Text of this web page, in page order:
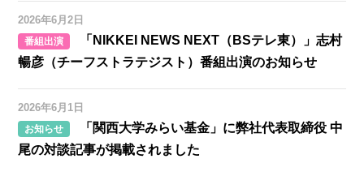
2026年6月2日
番組出演
「NIKKEI NEWS NEXT（BSテレ東）」志村
暢彦（チーフストラテジスト）番組出演のお知らせ
2026年6月1日
お知らせ
「関西大学みらい基金」に弊社代表取締役 中
尾の対談記事が掲載されました